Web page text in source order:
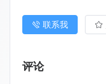
联系我
评论